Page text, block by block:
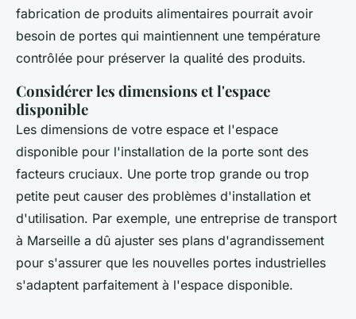
fabrication de produits alimentaires pourrait avoir
besoin de portes qui maintiennent une température
contrôlée pour préserver la qualité des produits.
Considérer les dimensions et l'espace
disponible
Les dimensions de votre espace et l'espace
disponible pour l'installation de la porte sont des
facteurs cruciaux. Une porte trop grande ou trop
petite peut causer des problèmes d'installation et
d'utilisation. Par exemple, une entreprise de transport
à Marseille a dû ajuster ses plans d'agrandissement
pour s'assurer que les nouvelles portes industrielles
s'adaptent parfaitement à l'espace disponible.